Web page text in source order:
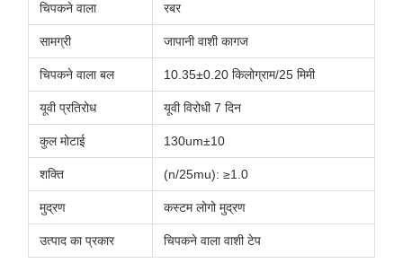
चिपकने वाला रबर
सामग्री जापानी वाशी कागज
चिपकने वाला बल 10.35±0.20 किलोग्राम/25 मिमी
यूवी प्रतिरोध यूवी विरोधी 7 दिन
कुल मोटाई 130um±10
शक्ति (n/25mu): ≥1.0
मुद्रण कस्टम लोगो मुद्रण
उत्पाद का प्रकार चिपकने वाला वाशी टेप